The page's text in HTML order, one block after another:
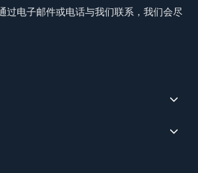
过电子邮件或电话与我们联系，我们会尽